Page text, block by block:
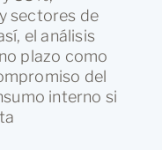
sectores de
el análisis
plazo como
del
interno si